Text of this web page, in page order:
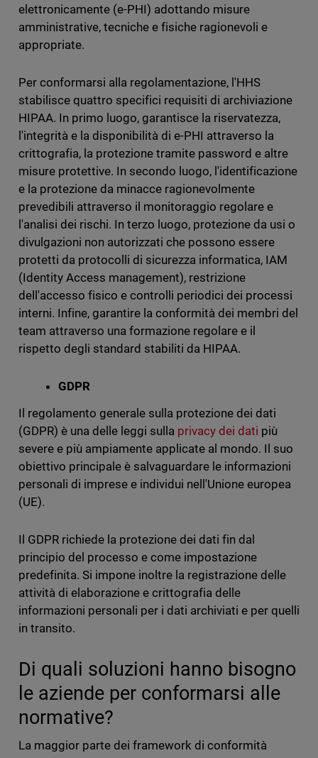
elettronicamente (e-PHI) adottando misure
amministrative, tecniche e fisiche ragionevoli e
appropriate.
Per conformarsi alla regolamentazione, l'HHS
stabilisce quattro specifici requisiti di archiviazione
HIPAA. In primo luogo, garantisce la riservatezza,
l'integrità e la disponibilità di e-PHI attraverso la
crittografia, la protezione tramite password e altre
misure protettive. In secondo luogo, l'identificazione
e la protezione da minacce ragionevolmente
prevedibili attraverso il monitoraggio regolare e
l'analisi dei rischi. In terzo luogo, protezione da usi o
divulgazioni non autorizzati che possono essere
protetti da protocolli di sicurezza informatica, IAM
(Identity Access management), restrizione
dell'accesso fisico e controlli periodici dei processi
interni. Infine, garantire la conformità dei membri del
team attraverso una formazione regolare e il
rispetto degli standard stabiliti da HIPAA.
GDPR
Il regolamento generale sulla protezione dei dati
(GDPR) è una delle leggi sulla privacy dei dati più
severe e più ampiamente applicate al mondo. Il suo
obiettivo principale è salvaguardare le informazioni
personali di imprese e individui nell'Unione europea
(UE).
Il GDPR richiede la protezione dei dati fin dal
principio del processo e come impostazione
predefinita. Si impone inoltre la registrazione delle
attività di elaborazione e crittografia delle
informazioni personali per i dati archiviati e per quelli
in transito.
Di quali soluzioni hanno bisogno
le aziende per conformarsi alle
normative?
La maggior parte dei framework di conformità